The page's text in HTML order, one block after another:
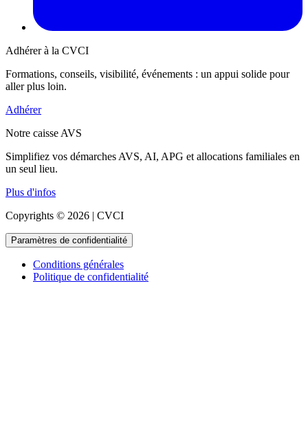
Adhérer à la CVCI
Formations, conseils, visibilité, événements : un appui solide pour
aller plus loin.
Adhérer
Notre caisse AVS
Simplifiez vos démarches AVS, AI, APG et allocations familiales en
un seul lieu.
Plus d'infos
Copyrights © 2026 | CVCI
Paramètres de confidentialité
Conditions générales
Politique de confidentialité